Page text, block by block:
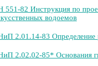
551-82 Инструкция по
водоемов
2.01.14-83 Определение
2.02.02-85* Основания